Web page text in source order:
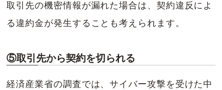
取引先の機密情報が漏れた場合は、契約違反によ
る違約金が発生することも考えられます。
⑤取引先から契約を切られる
経済産業省の調査では、サイバー攻撃を受けた中